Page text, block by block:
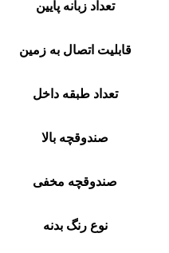
تعداد زبانه پایین
قابلیت اتصال به زمین
تعداد طبقه داخل
صندوقچه بالا
صندوقچه مخفی
نوع رنگ بدنه